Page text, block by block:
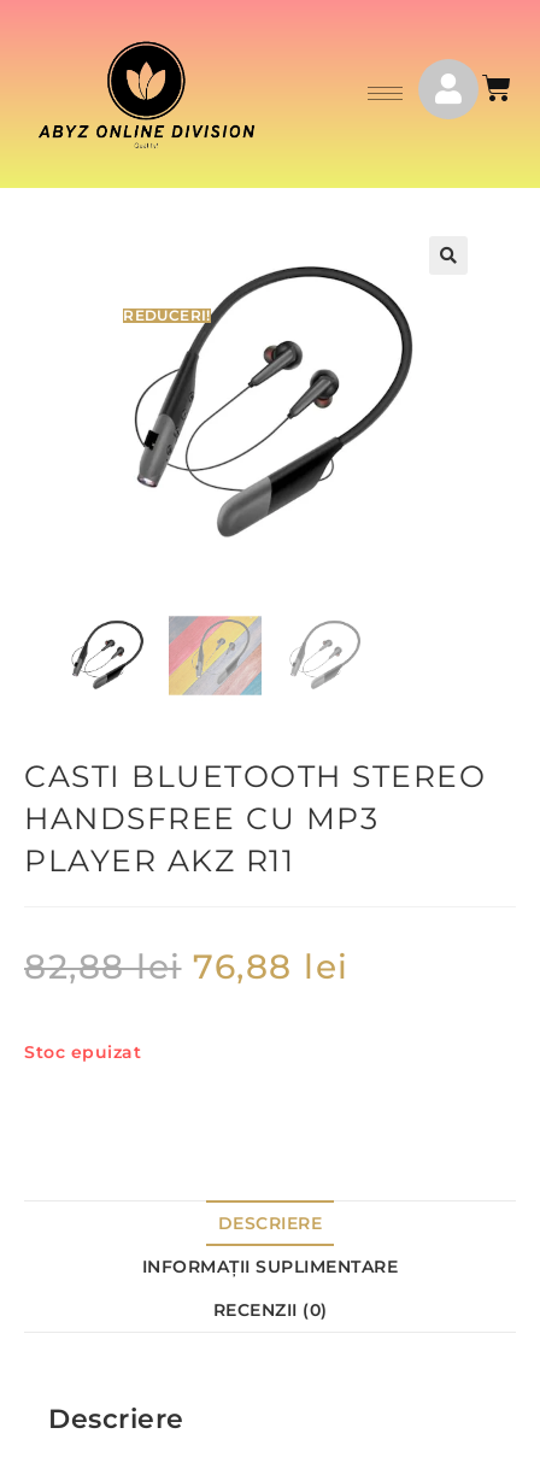
REDUCERI!
CASTI BLUETOOTH STEREO
HANDSFREE CU MP3
PLAYER AKZ R11
82,88lei 76,88 lei
Stoc epuizat
DESCRIERE
INFORMAȚII SUPLIMENTARE
RECENZII (0)
Descriere